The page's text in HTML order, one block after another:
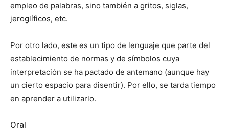
empleo de palabras, sino también a gritos, siglas,
jeroglíficos, etc.
Por otro lado, este es un tipo de lenguaje que parte del
establecimiento de normas y de símbolos cuya
interpretación se ha pactado de antemano (aunque hay
un cierto espacio para disentir). Por ello, se tarda tiempo
en aprender a utilizarlo.
Oral